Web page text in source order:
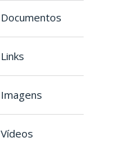
Documentos
Links
Imagens
Vídeos